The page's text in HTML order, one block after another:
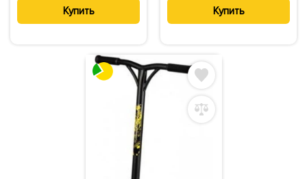
Купить Купить